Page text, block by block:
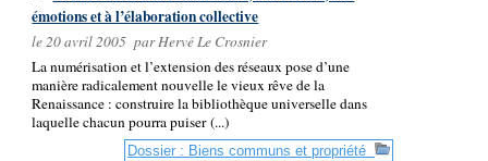
émotions et à l’élaboration collective
le 20 avril 2005 par Hervé Le Crosnier
La numérisation et l’extension des réseaux pose d’une
manière radicalement nouvelle le vieux rêve de la
Renaissance : construire la bibliothèque universelle dans
laquelle chacun pourra puiser (...)
Dossier : Biens communs et propriété